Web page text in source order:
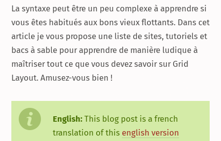
La syntaxe peut être un peu complexe à apprendre si
vous êtes habitués aux bons vieux flottants. Dans cet
article je vous propose une liste de sites, tutoriels et
bacs à sable pour apprendre de manière ludique à
maîtriser tout ce que vous devez savoir sur Grid
Layout. Amusez-vous bien !
English: This blog post is a french
translation of this english version